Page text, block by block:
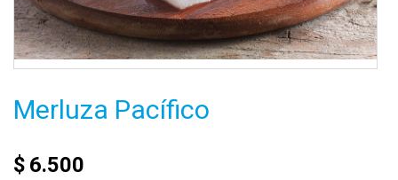
Merluza Pacífico
$ 6.500